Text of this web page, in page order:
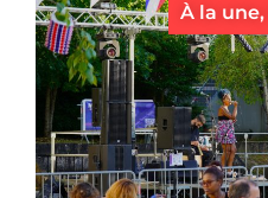
À la une,